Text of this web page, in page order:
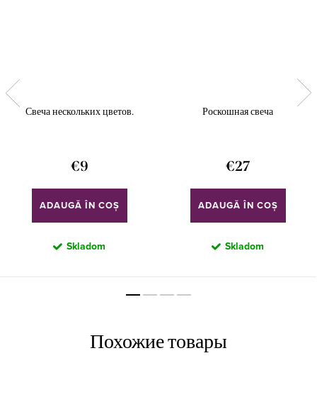
Свеча нескольких цветов.
€9
ADAUGĂ ÎN COŞ
Skladom
Роскошная свеча
€27
ADAUGĂ ÎN COŞ
Skladom